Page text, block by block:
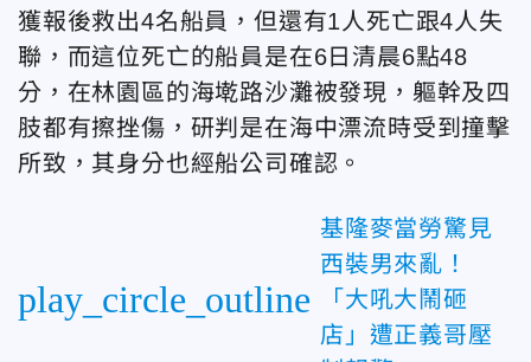
獲報後救出4名船員，但還有1人死亡跟4人失
聯，而這位死亡的船員是在6日清晨6點48
分，在林園區的海墘路沙灘被發現，軀幹及四
肢都有擦挫傷，研判是在海中漂流時受到撞擊
所致，其身分也經船公司確認。
play_circle_outline
基隆麥當勞驚見
西裝男來亂！
「大吼大鬧砸
店」遭正義哥壓